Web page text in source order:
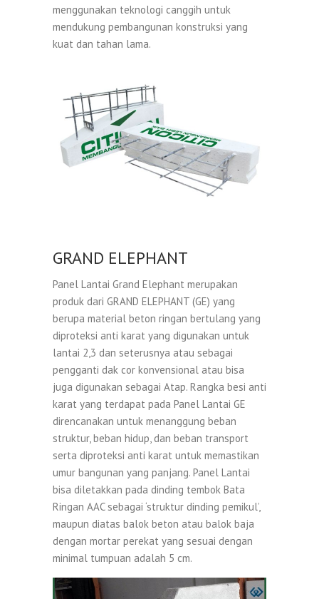
menggunakan teknologi canggih untuk
mendukung pembangunan konstruksi yang
kuat dan tahan lama.
GRAND ELEPHANT
Panel Lantai Grand Elephant merupakan
produk dari GRAND ELEPHANT (GE) yang
berupa material beton ringan bertulang yang
diproteksi anti karat yang digunakan untuk
lantai 2,3 dan seterusnya atau sebagai
pengganti dak cor konvensional atau bisa
juga digunakan sebagai Atap. Rangka besi anti
karat yang terdapat pada Panel Lantai GE
direncanakan untuk menanggung beban
struktur, beban hidup, dan beban transport
serta diproteksi anti karat untuk memastikan
umur bangunan yang panjang. Panel Lantai
bisa diletakkan pada dinding tembok Bata
Ringan AAC sebagai ‘struktur dinding pemikul’,
maupun diatas balok beton atau balok baja
dengan mortar perekat yang sesuai dengan
minimal tumpuan adalah 5 cm.